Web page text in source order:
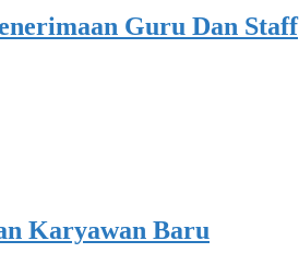
Guru Dan Staff
Karyawan Baru